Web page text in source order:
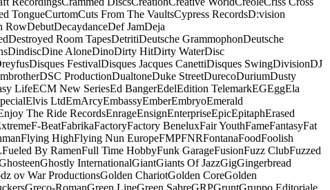
TongueCurtomCuts From The VaultsCypress RecordsD:vision
RowDebutDecaydanceDef JamDeja
Destroyed Room TapesDetritiDeutsche GrammophonDeutsche
DindiscDine AloneDinoDirty HitDirty WaterDisc
Disques FestivalDisques Jacques CanettiDisques SwingDivisionDJ
DSC ProductionDualtoneDuke StreetDurecoDuriumDusty
LifeECM New SeriesEd BangerEdelEdition TelemarkEGEggEla
Elvis LtdEmArcyEmbassyEmberEmbryoEmerald
The Ride RecordsEnrageEnsignEnterpriseEpicEpitaphErased
F-BeatFabrikaFactoryFactory BeneluxFair YouthFameFantasyFat
Flying HighFlying Nun EuropeFMPFNRFontanaFoodFoolish
Fueled By RamenFull Time HobbyFunk GarageFusionFuzz ClubFuzzed
Ghostly InternationalGiantGiants Of JazzGigGingerbread
ov War ProductionsGolden ChariotGolden CoreGolden